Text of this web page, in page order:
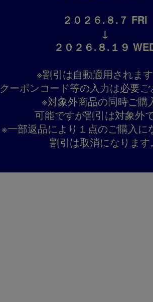
２０２６.８.７ FRI
↓
２０２６.８.１９
※割引は自動適用されま
クーポンコード等の入力は必要ご
※対象外商品の同時ご購
可能ですが割引は対象外で
※一部返品により１点のご購入に
割引は取消になります。